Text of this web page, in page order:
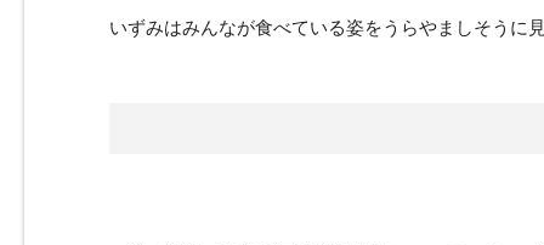
いずみはみんなが食べている姿をうらやましそうに